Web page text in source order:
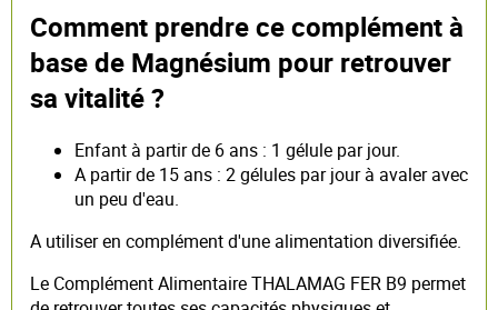
Comment prendre ce complément à
base de Magnésium pour retrouver
sa vitalité ?
Enfant à partir de 6 ans : 1 gélule par jour.
A partir de 15 ans : 2 gélules par jour à avaler avec
un peu d'eau.
A utiliser en complément d'une alimentation diversifiée.
Le Complément Alimentaire THALAMAG FER B9 permet